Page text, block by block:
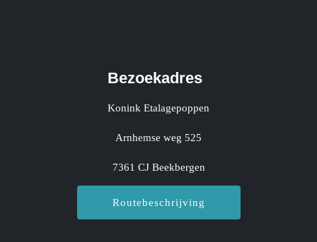
Bezoekadres
Konink Etalagepoppen
Arnhemse weg 525
7361 CJ Beekbergen
Routebeschrijving